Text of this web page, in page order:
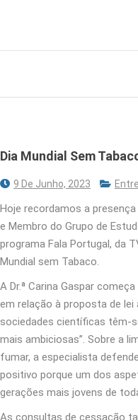
Dia Mundial Sem
9 De Junho, 2023
Hoje recordamos a presença
e Membro do Grupo de
programa Fala Portugal, da
Mundial sem Tabaco.
A Dr.ª Carina Gaspar
em relação à proposta de
sociedades científicas têm-
mais ambiciosas”. Sobre a
fumar, a especialista
positivo porque um dos
gerações mais jovens de
As consultas de cessação